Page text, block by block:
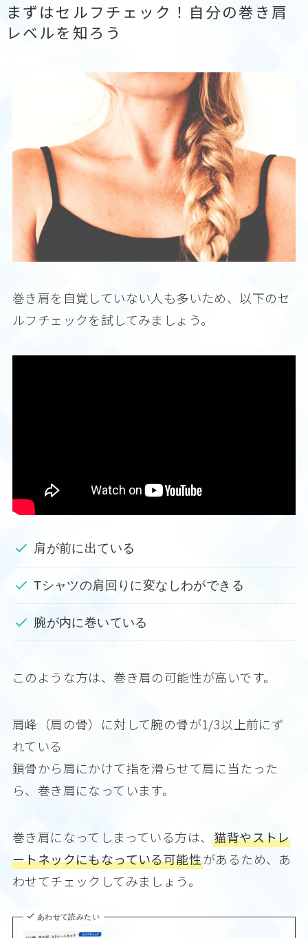
まずはセルフチェック！自分の巻き肩
レベルを知ろう
巻き肩を自覚していない人も多いため、以下のセ
ルフチェックを試してみましょう。
肩が前に出ている
Tシャツの肩回りに変なしわができる
腕が内に巻いている
このような方は、巻き肩の可能性が高いです。
肩峰（肩の骨）に対して腕の骨が1/3以上前にず
れている
鎖骨から肩にかけて指を滑らせて肩に当たった
ら、巻き肩になっています。
巻き肩になってしまっている方は、猫背やストレ
ートネックにもなっている可能性があるため、あ
わせてチェックしてみましょう。
あわせて読みたい